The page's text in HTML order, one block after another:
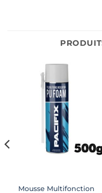
Mousse Multifonction